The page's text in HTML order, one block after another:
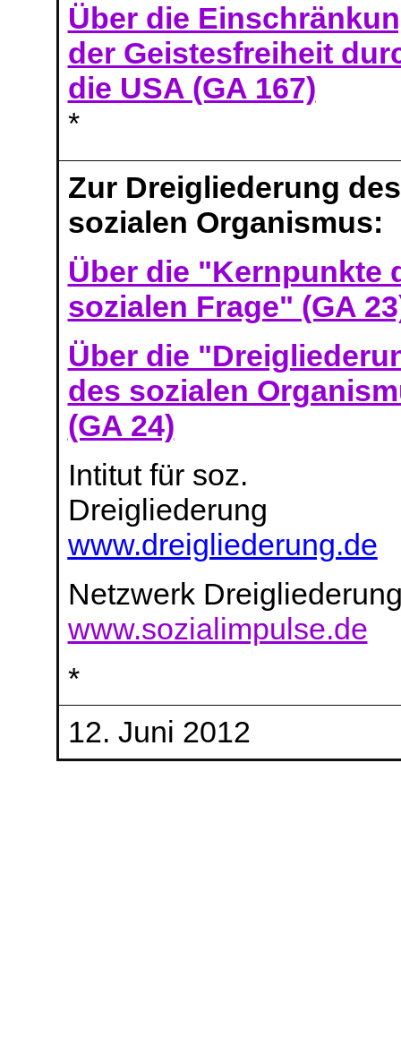
Über die
der Geistesfreiheit
die USA (GA 167)
*
Zur Dreigliederung des
sozialen Organismus:
Über die "Kernpunkte
sozialen Frage" (GA
Über die
des sozialen
(GA 24)
Intitut für soz.
Dreigliederung
www.dreigliederung.de
Netzwerk
www.sozialimpulse.de
*
12. Juni 2012